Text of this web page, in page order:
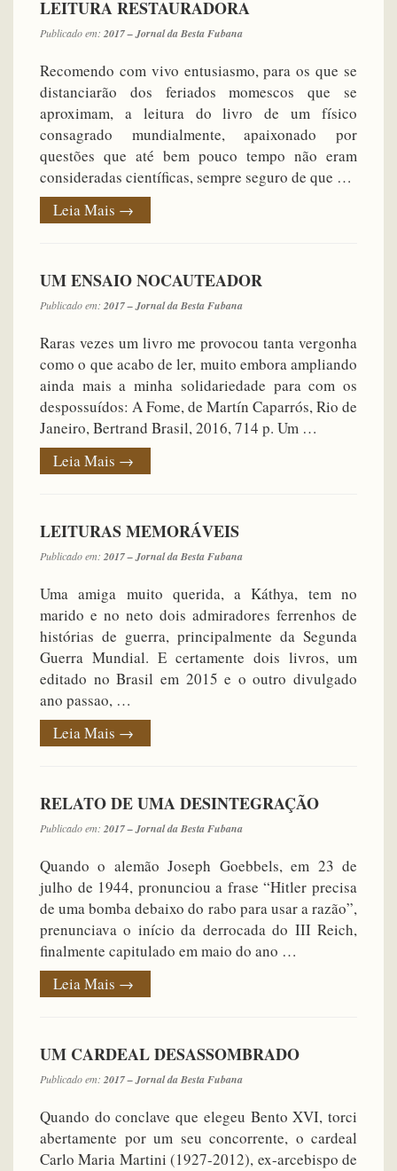
LEITURA RESTAURADORA
Publicado em: 2017 – Jornal da Besta Fubana
Recomendo com vivo entusiasmo, para os que se
distanciarão dos feriados momescos que se
aproximam, a leitura do livro de um físico
consagrado mundialmente, apaixonado por
questões que até bem pouco tempo não eram
consideradas científicas, sempre seguro de que …
Leia Mais →
UM ENSAIO NOCAUTEADOR
Publicado em: 2017 – Jornal da Besta Fubana
Raras vezes um livro me provocou tanta vergonha
como o que acabo de ler, muito embora ampliando
ainda mais a minha solidariedade para com os
despossuídos: A Fome, de Martín Caparrós, Rio de
Janeiro, Bertrand Brasil, 2016, 714 p. Um …
Leia Mais →
LEITURAS MEMORÁVEIS
Publicado em: 2017 – Jornal da Besta Fubana
Uma amiga muito querida, a Káthya, tem no
marido e no neto dois admiradores ferrenhos de
histórias de guerra, principalmente da Segunda
Guerra Mundial. E certamente dois livros, um
editado no Brasil em 2015 e o outro divulgado
ano passao, …
Leia Mais →
RELATO DE UMA DESINTEGRAÇÃO
Publicado em: 2017 – Jornal da Besta Fubana
Quando o alemão Joseph Goebbels, em 23 de
julho de 1944, pronunciou a frase “Hitler precisa
de uma bomba debaixo do rabo para usar a razão”,
prenunciava o início da derrocada do III Reich,
finalmente capitulado em maio do ano …
Leia Mais →
UM CARDEAL DESASSOMBRADO
Publicado em: 2017 – Jornal da Besta Fubana
Quando do conclave que elegeu Bento XVI, torci
abertamente por um seu concorrente, o cardeal
Carlo Maria Martini (1927-2012), ex-arcebispo de